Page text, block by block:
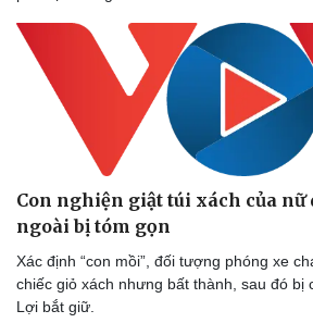
Con nghiện giật túi xách của nữ
ngoài bị tóm gọn
Xác định “con mồi”, đối tượng phóng xe
chiếc giỏ xách nhưng bất thành, sau đó bị
Lợi bắt giữ.